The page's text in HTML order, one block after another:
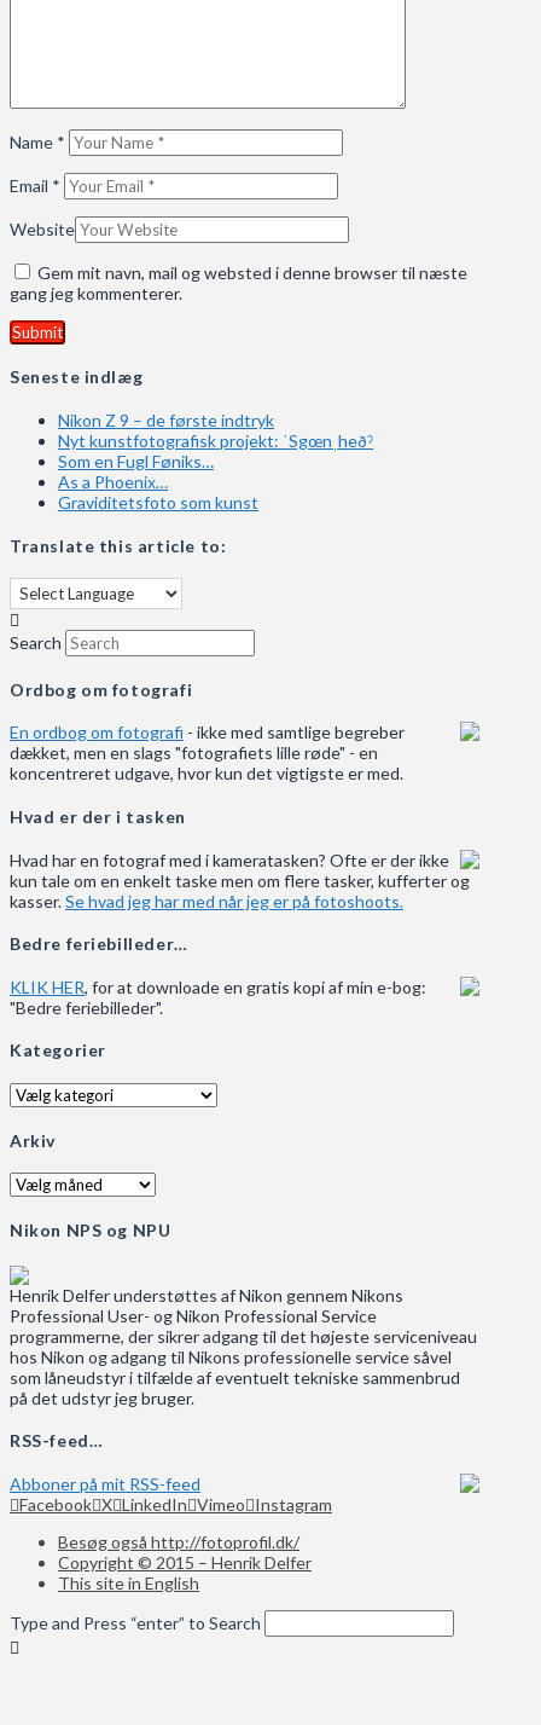
Name *
Email *
Website
Gem mit navn, mail og websted i denne browser til næste
gang jeg kommenterer.
Seneste indlæg
Nikon Z 9 – de første indtryk
Nyt kunstfotografisk projekt: ˈSgœnˌheðˀ
Som en Fugl Føniks…
As a Phoenix…
Graviditetsfoto som kunst
Translate this article to:
Search
Ordbog om fotografi
En ordbog om fotografi - ikke med samtlige begreber
dækket, men en slags "fotografiets lille røde" - en
koncentreret udgave, hvor kun det vigtigste er med.
Hvad er der i tasken
Hvad har en fotograf med i kameratasken? Ofte er der ikke
kun tale om en enkelt taske men om flere tasker, kufferter og
kasser.Se hvad jeg har med når jeg er på fotoshoots.
Bedre feriebilleder…
KLIK HER, for at downloade en gratis kopi af min e-bog:
"Bedre feriebilleder".
Kategorier
Kategorier
Arkiv
Arkiv
Nikon NPS og NPU
Henrik Delfer understøttes af Nikon gennem Nikons
Professional User- og Nikon Professional Service
programmerne, der sikrer adgang til det højeste serviceniveau
hos Nikon og adgang til Nikons professionelle service såvel
som låneudstyr i tilfælde af eventuelt tekniske sammenbrud
på det udstyr jeg bruger.
RSS-feed…
Abboner på mit RSS-feed
Facebook X LinkedIn Vimeo Instagram
Besøg også http://fotoprofil.dk/
Copyright © 2015 – Henrik Delfer
This site in English
Type and Press “enter” to Search